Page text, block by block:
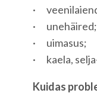
·
· unehäired;
· uimasus;
· kaela,
Kuidas